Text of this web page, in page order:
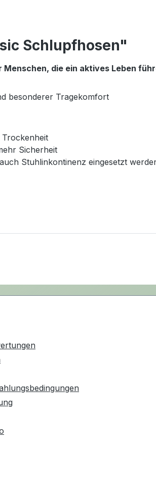
Schlupfhosen"
die ein aktives Leben
besonderer Tragekomfort
Trockenheit
Sicherheit
Stuhlinkontinenz eingesetzt